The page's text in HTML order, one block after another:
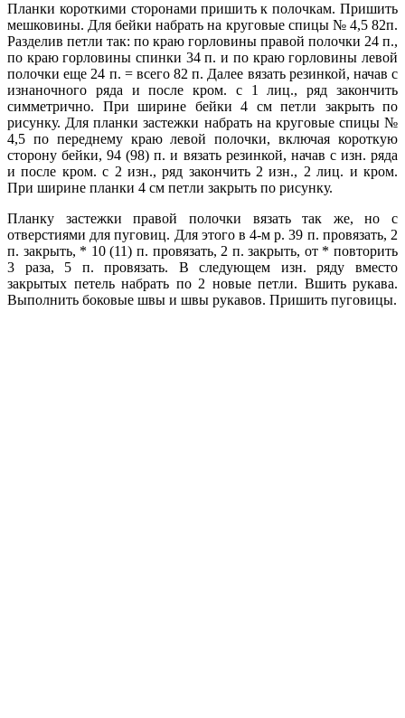
Планки короткими сторонами пришить к полочкам. Пришить
мешковины. Для бейки набрать на круговые спицы № 4,5 82п.
Разделив петли так: по краю горловины правой полочки 24 п.,
по краю горловины спинки 34 п. и по краю горловины левой
полочки еще 24 п. = всего 82 п. Далее вязать резинкой, начав с
изнаночного ряда и после кром. с 1 лиц., ряд закончить
симметрично. При ширине бейки 4 см петли закрыть по
рисунку. Для планки застежки набрать на круговые спицы №
4,5 по переднему краю левой полочки, включая короткую
сторону бейки, 94 (98) п. и вязать резинкой, начав с изн. ряда
и после кром. с 2 изн., ряд закончить 2 изн., 2 лиц. и кром.
При ширине планки 4 см петли закрыть по рисунку.
Планку застежки правой полочки вязать так же, но с
отверстиями для пуговиц. Для этого в 4-м р. 39 п. провязать, 2
п. закрыть, * 10 (11) п. провязать, 2 п. закрыть, от * повторить
3 раза, 5 п. провязать. В следующем изн. ряду вместо
закрытых петель набрать по 2 новые петли. Вшить рукава.
Выполнить боковые швы и швы рукавов. Пришить пуговицы.